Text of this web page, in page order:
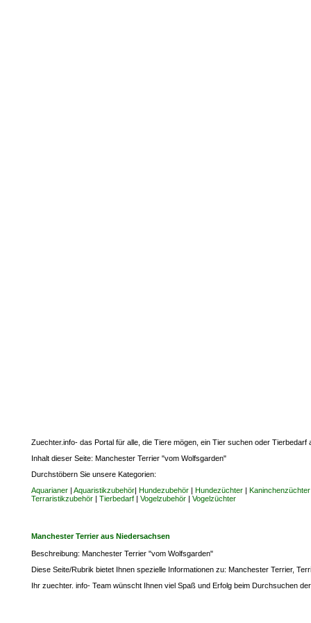
Zuechter.info- das Portal für alle, die Tiere mögen, ein Tier suchen oder Tierbedarf
Inhalt dieser Seite: Manchester Terrier "vom Wolfsgarden"
Durchstöbern Sie unsere Kategorien:
Aquarianer | Aquaristikzubehör| Hundezubehör | Hundezüchter | Kaninchenzüchter
Terraristikzubehör | Tierbedarf | Vogelzubehör | Vogelzüchter
Manchester Terrier aus Niedersachsen
Beschreibung: Manchester Terrier "vom Wolfsgarden"
Diese Seite/Rubrik bietet Ihnen spezielle Informationen zu: Manchester Terrier,
Ihr zuechter. info- Team wünscht Ihnen viel Spaß und Erfolg beim Durchsuchen